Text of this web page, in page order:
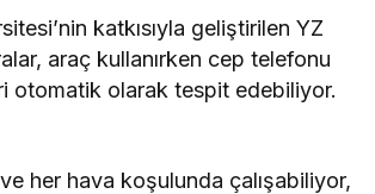
katkısıyla geliştirilen YZ
araç kullanırken cep telefonu
otomatik olarak tespit edebiliyor.
her hava koşulunda çalışabiliyor,